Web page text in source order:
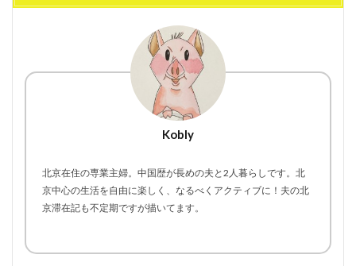
Kobly
北京在住の専業主婦。中国歴が長めの夫と2人暮らしです。北
京中心の生活を自由に楽しく、なるべくアクティブに！夫の北
京滞在記も不定期ですが描いてます。